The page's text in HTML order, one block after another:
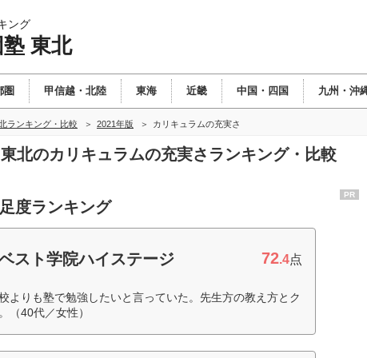
ング
東北
圏 甲信越・北陸 東海 近畿 中国・四国 九州・沖
ランキング・比較 2021年版 カリキュラムの充実さ
北のカリキュラムの充実さランキング・比較
度ランキング
スト学院ハイステージ 72.4点
よりも塾で勉強したいと言っていた。先生方の教え方とク
（40代／女性）
PR